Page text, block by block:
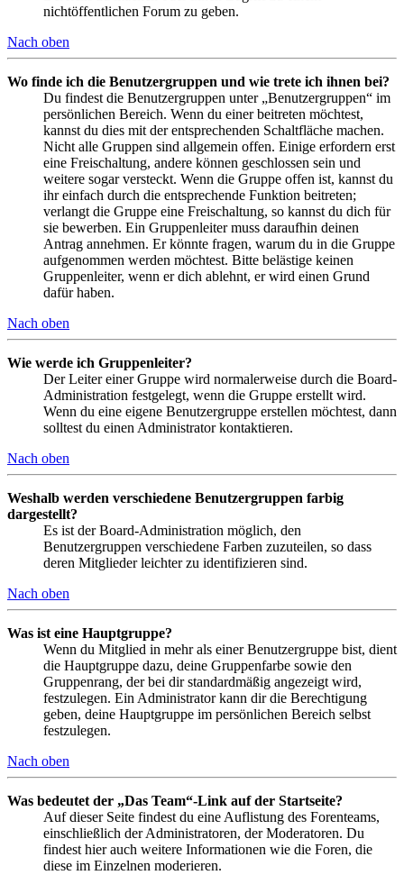
nichtöffentlichen Forum zu geben.
Nach oben
Wo finde ich die Benutzergruppen und wie trete ich ihnen bei?
Du findest die Benutzergruppen unter „Benutzergruppen“ im
persönlichen Bereich. Wenn du einer beitreten möchtest,
kannst du dies mit der entsprechenden Schaltfläche machen.
Nicht alle Gruppen sind allgemein offen. Einige erfordern erst
eine Freischaltung, andere können geschlossen sein und
weitere sogar versteckt. Wenn die Gruppe offen ist, kannst du
ihr einfach durch die entsprechende Funktion beitreten;
verlangt die Gruppe eine Freischaltung, so kannst du dich für
sie bewerben. Ein Gruppenleiter muss daraufhin deinen
Antrag annehmen. Er könnte fragen, warum du in die Gruppe
aufgenommen werden möchtest. Bitte belästige keinen
Gruppenleiter, wenn er dich ablehnt, er wird einen Grund
dafür haben.
Nach oben
Wie werde ich Gruppenleiter?
Der Leiter einer Gruppe wird normalerweise durch die Board-
Administration festgelegt, wenn die Gruppe erstellt wird.
Wenn du eine eigene Benutzergruppe erstellen möchtest, dann
solltest du einen Administrator kontaktieren.
Nach oben
Weshalb werden verschiedene Benutzergruppen farbig
dargestellt?
Es ist der Board-Administration möglich, den
Benutzergruppen verschiedene Farben zuzuteilen, so dass
deren Mitglieder leichter zu identifizieren sind.
Nach oben
Was ist eine Hauptgruppe?
Wenn du Mitglied in mehr als einer Benutzergruppe bist, dient
die Hauptgruppe dazu, deine Gruppenfarbe sowie den
Gruppenrang, der bei dir standardmäßig angezeigt wird,
festzulegen. Ein Administrator kann dir die Berechtigung
geben, deine Hauptgruppe im persönlichen Bereich selbst
festzulegen.
Nach oben
Was bedeutet der „Das Team“-Link auf der Startseite?
Auf dieser Seite findest du eine Auflistung des Forenteams,
einschließlich der Administratoren, der Moderatoren. Du
findest hier auch weitere Informationen wie die Foren, die
diese im Einzelnen moderieren.